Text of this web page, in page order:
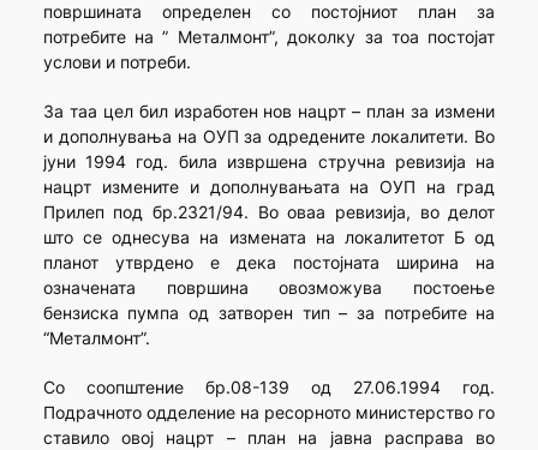
површината определен со постојниот план за
потребите на ” Металмонт”, доколку за тоа постојат
услови и потреби.
За таа цел бил изработен нов нацрт – план за измени
и дополнувања на ОУП за одредените локалитети. Во
јуни 1994 год. била извршена стручна ревизија на
нацрт измените и дополнувањата на ОУП на град
Прилеп под бр.2321/94. Во оваа ревизија, во делот
што се однесува на измената на локалитетот Б од
планот утврдено е дека постојната ширина на
означената површина овозможува постоење
бензиска пумпа од затворен тип – за потребите на
“Металмонт”.
Со соопштение бр.08-139 од 27.06.1994 год.
Подрачното одделение на ресорното министерство го
ставило овој нацрт – план на јавна расправа во